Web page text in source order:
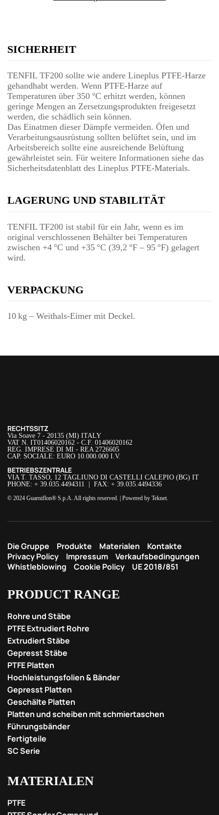
SICHERHEIT
TENFIL TF200 sollte wie andere Lineplus PTFE-Harze
gehandhabt werden. Wenn PTFE-Harze auf
Temperaturen über 350 °C erhitzt werden, können
geringe Mengen an Zersetzungsprodukten freigesetzt
werden, die schädlich sein können.
Das Einatmen dieser Dämpfe vermeiden. Öfen und
Verarbeitungsausrüstung sollten belüftet sein, und im
Arbeitsbereich sollte eine ausreichende Belüftung
gewährleistet sein. Für weitere Informationen siehe das
Sicherheitsdatenblatt des Lineplus PTFE-Materials.
LAGERUNG UND STABILITÄT
TENFIL TF200 ist stabil für ein Jahr, wenn es im
original verschlossenen Behälter bei Temperaturen
zwischen +4 °C und +35 °C (39,2 °F – 95 °F) gelagert
wird.
VERPACKUNG
10 kg – Weithals-Eimer mit Deckel.
RECHTSSITZ
Via Soave 7 - 20135 (MI) ITALY
VAT N. IT01406020162 - C.F. 01406020162
REG. IMPRESE DI MI - REA 2726605
CAP. SOCIALE: EURO 10.000.000 I.V.
BETRIEBSZENTRALE
VIA T. TASSO, 12 TAGLIUNO DI CASTELLI CALEPIO (BG) IT
PHONE: + 39.035.4494311 | FAX: + 39.035.4494336
© 2024 Guarniflon® S.p.A. All rights reserved. | Powered by Teknet.
Die Gruppe Produkte Materialen
Kontakte
Privacy Policy
Impressum
Verkaufsbedingungen
Whistleblowing
Cookie Policy UE 2018/851
PRODUCT RANGE
Rohre und Stäbe
PTFE Extrudiert Rohre
Extrudiert Stäbe
Gepresst Stäbe
PTFE Platten
Hochleistungsfolien & Bänder
Gepresst Platten
Geschälte Platten
Platten und scheiben mit schmiertaschen
Führungsbänder
Fertigteile
SC Serie
MATERIALEN
PTFE